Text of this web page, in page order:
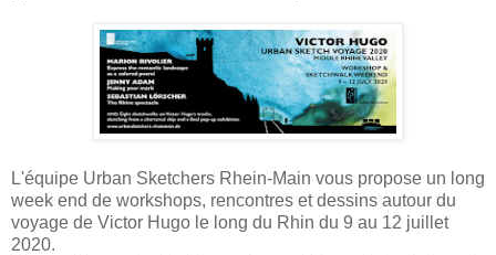
L'équipe Urban Sketchers Rhein-Main vous propose un long
week end de workshops, rencontres et dessins autour du
voyage de Victor Hugo le long du Rhin du 9 au 12 juillet
2020.